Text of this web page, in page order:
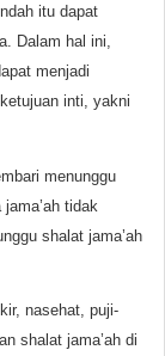
itu dapat
Dalam hal ini,
menjadi
inti, yakni
menunggu
tidak
shalat jama’ah
nasehat, puji-
shalat jama’ah di